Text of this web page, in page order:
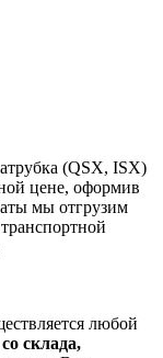
(QSX, ISX)
цене, оформив
мы отгрузим
любой
со склада,